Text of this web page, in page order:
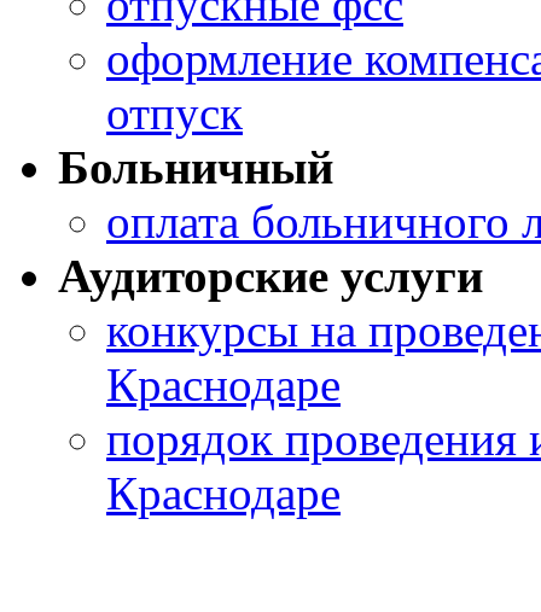
оформление
отпуск
Больничный
оплата больничного
Аудиторские услуги
конкурсы на
Краснодаре
порядок проведения
Краснодаре